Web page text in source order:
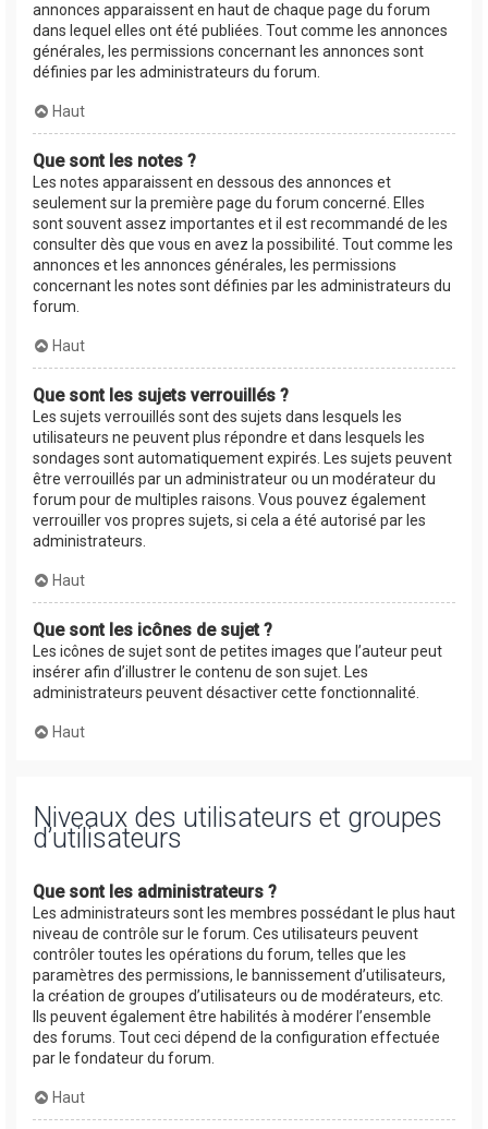
annonces apparaissent en haut de chaque page du forum
dans lequel elles ont été publiées. Tout comme les annonces
générales, les permissions concernant les annonces sont
définies par les administrateurs du forum.
Haut
Que sont les notes ?
Les notes apparaissent en dessous des annonces et
seulement sur la première page du forum concerné. Elles
sont souvent assez importantes et il est recommandé de les
consulter dès que vous en avez la possibilité. Tout comme les
annonces et les annonces générales, les permissions
concernant les notes sont définies par les administrateurs du
forum.
Haut
Que sont les sujets verrouillés ?
Les sujets verrouillés sont des sujets dans lesquels les
utilisateurs ne peuvent plus répondre et dans lesquels les
sondages sont automatiquement expirés. Les sujets peuvent
être verrouillés par un administrateur ou un modérateur du
forum pour de multiples raisons. Vous pouvez également
verrouiller vos propres sujets, si cela a été autorisé par les
administrateurs.
Haut
Que sont les icônes de sujet ?
Les icônes de sujet sont de petites images que l’auteur peut
insérer afin d’illustrer le contenu de son sujet. Les
administrateurs peuvent désactiver cette fonctionnalité.
Haut
Niveaux des utilisateurs et groupes
d’utilisateurs
Que sont les administrateurs ?
Les administrateurs sont les membres possédant le plus haut
niveau de contrôle sur le forum. Ces utilisateurs peuvent
contrôler toutes les opérations du forum, telles que les
paramètres des permissions, le bannissement d’utilisateurs,
la création de groupes d’utilisateurs ou de modérateurs, etc.
Ils peuvent également être habilités à modérer l’ensemble
des forums. Tout ceci dépend de la configuration effectuée
par le fondateur du forum.
Haut